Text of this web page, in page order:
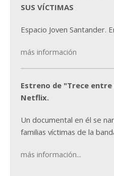
SUS VÍCTIMAS
Espacio Joven Santander.
más información
Estreno de "Trece
Netflix.
Un documental en él se
familias víctimas de la
más información...